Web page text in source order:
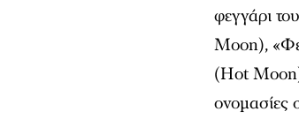
φεγγάρι
Moon),
(Hot
ονομασίες